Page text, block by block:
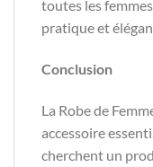
toutes les
pratique et
Conclusion
La Robe de
accessoire
cherchent un